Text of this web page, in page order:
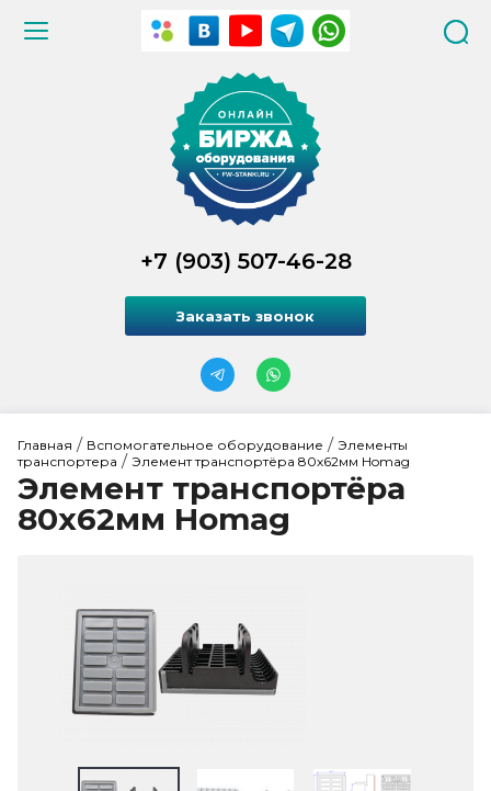
+7 (903) 507-46-28
Заказать звонок
Главная / Вспомогательное оборудование / Элементы
транспортера / Элемент транспортёра 80х62мм Homag
Элемент транспортёра
80х62мм Homag